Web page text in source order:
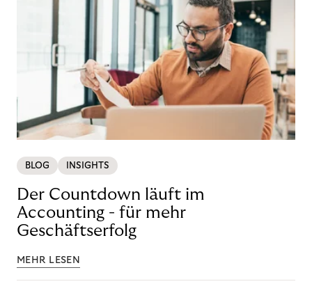
BLOG INSIGHTS
Der Countdown läuft im
Accounting - für mehr
Geschäftserfolg
MEHR LESEN